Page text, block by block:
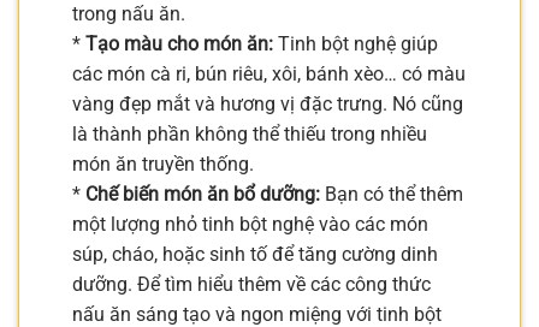
trong nấu ăn.
* Tạo màu cho món ăn: Tinh bột nghệ giúp
các món cà ri, bún riêu, xôi, bánh xèo… có màu
vàng đẹp mắt và hương vị đặc trưng. Nó cũng
là thành phần không thể thiếu trong nhiều
món ăn truyền thống.
* Chế biến món ăn bổ dưỡng: Bạn có thể thêm
một lượng nhỏ tinh bột nghệ vào các món
súp, cháo, hoặc sinh tố để tăng cường dinh
dưỡng. Để tìm hiểu thêm về các công thức
nấu ăn sáng tạo và ngon miệng với tinh bột